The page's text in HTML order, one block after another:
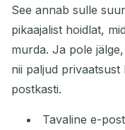
See annab sulle
pikaajalist hoidlat,
murda. Ja pole
nii paljud privaatsust
postkasti.
Tavaline e-